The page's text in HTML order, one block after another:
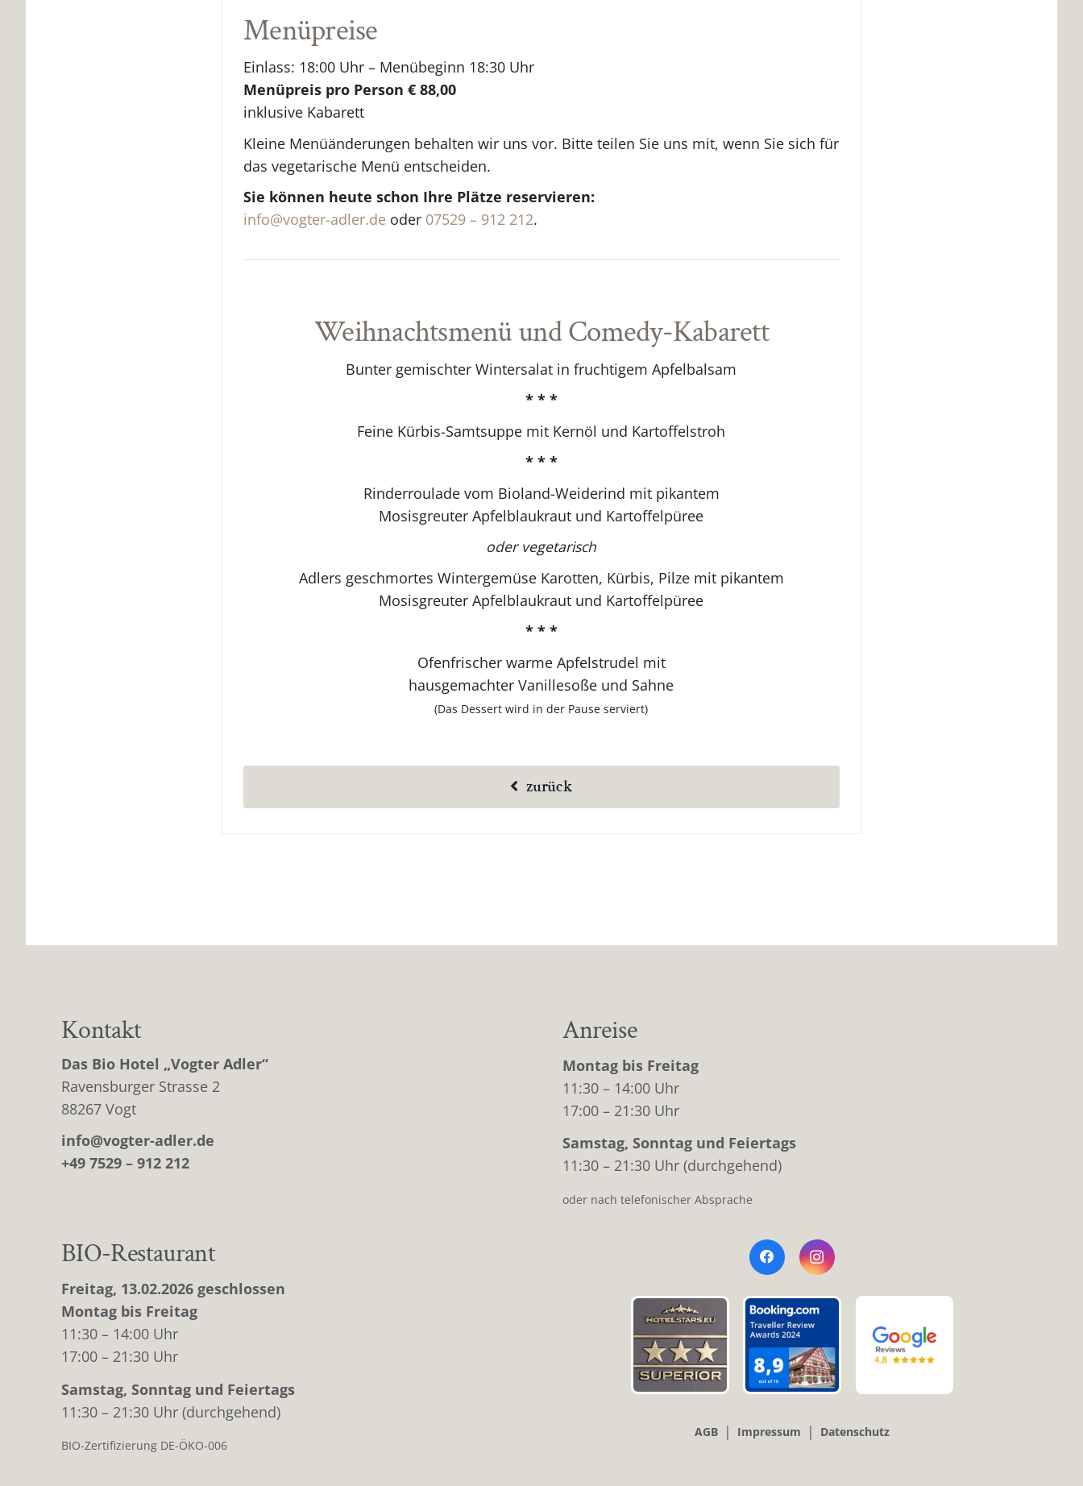
Menüpreise
Einlass: 18:00 Uhr – Menübeginn 18:30 Uhr
Menüpreis pro Person € 88,00
inklusive Kabarett
Kleine Menüänderungen behalten wir uns vor. Bitte teilen Sie uns mit, wenn Sie sich für
das vegetarische Menü entscheiden.
Sie können heute schon Ihre Plätze reservieren:
info@vogter-adler.de oder 07529 – 912 212.
Weihnachtsmenü und Comedy-Kabarett
Bunter gemischter Wintersalat in fruchtigem Apfelbalsam
* * *
Feine Kürbis-Samtsuppe mit Kernöl und Kartoffelstroh
* * *
Rinderroulade vom Bioland-Weiderind mit pikantem
Mosisgreuter Apfelblaukraut und Kartoffelpüree
oder vegetarisch
Adlers geschmortes Wintergemüse Karotten, Kürbis, Pilze mit pikantem
Mosisgreuter Apfelblaukraut und Kartoffelpüree
* * *
Ofenfrischer warme Apfelstrudel mit
hausgemachter Vanillesoße und Sahne
(Das Dessert wird in der Pause serviert)
zurück
Kontakt
Das Bio Hotel „Vogter Adler“
Ravensburger Strasse 2
88267 Vogt
info@vogter-adler.de
+49 7529 – 912 212
Anreise
Montag bis Freitag
11:30 – 14:00 Uhr
17:00 – 21:30 Uhr
Samstag, Sonntag und Feiertags
11:30 – 21:30 Uhr (durchgehend)
oder nach telefonischer Absprache
BIO-Restaurant
Freitag, 13.02.2026 geschlossen
Montag bis Freitag
11:30 – 14:00 Uhr
17:00 – 21:30 Uhr
Samstag, Sonntag und Feiertags
11:30 – 21:30 Uhr (durchgehend)
BIO-Zertifizierung DE-ÖKO-006
AGB | Impressum | Datenschutz